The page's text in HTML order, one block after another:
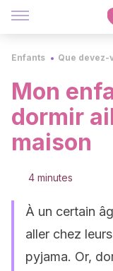
Enfants Que devez-
Mon
dormir
maison
4 minutes
À un certain
aller chez
pyjama. Or,